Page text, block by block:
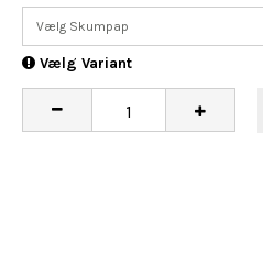
Vælg Skumpap
Vælg Variant